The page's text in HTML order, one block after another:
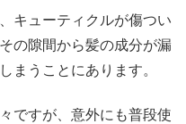
キューティクルが傷つい
の隙間から髪の成分が漏
まうことにあります。
ですが、意外にも普段使